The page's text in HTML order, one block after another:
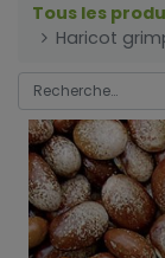
Tous les
Haricot